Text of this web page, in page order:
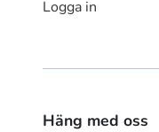
Logga in
Häng med oss